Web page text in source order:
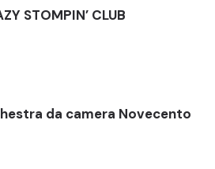
STOMPIN’ CLUB
da camera Novecento